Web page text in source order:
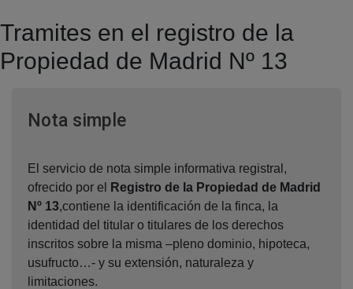
Tramites en el registro de la
Propiedad de Madrid Nº 13
Nota simpleVentana nueva
El servicio de nota simple informativa registral,
ofrecido por el
Registro de la Propiedad de Madrid
Nº 13,contiene la identificación de la finca, la
identidad del titular o titulares de los derechos
inscritos sobre la misma –pleno dominio, hipoteca,
usufructo…- y su extensión, naturaleza y
limitaciones.